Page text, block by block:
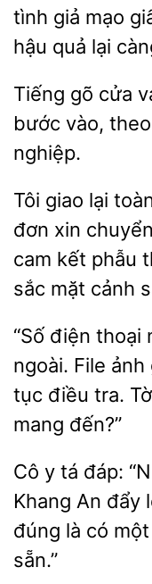
tình giả mạo
hậu quả lại
Tiếng gõ cửa
bước
nghiệp.
Tôi giao lại
đơn xin
cam kết phẫu
mặt cảnh
“Số điện thoại
File
tục điều tra.
mang đến?”
Cô tá
Khang An đẩy
đúng
có
sẵn.”